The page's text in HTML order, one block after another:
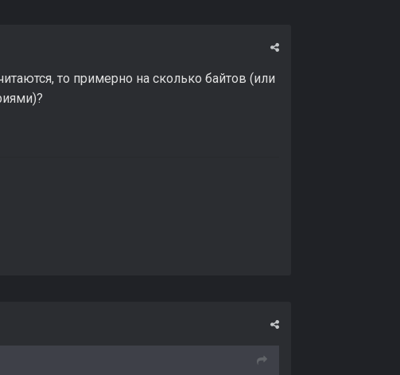
то примерно на сколько байтов (или